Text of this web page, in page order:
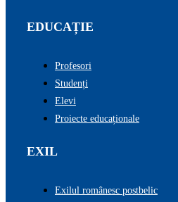
EDUCAȚIE
Profesori
Studenți
Elevi
Proiecte educaționale
EXIL
Exilul românesc postbelic